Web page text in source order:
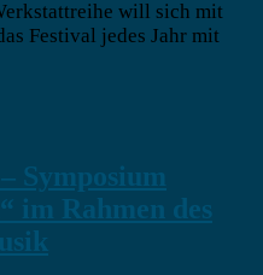
will sich mit
Festival jedes Jahr mit
Symposium
im Rahmen des